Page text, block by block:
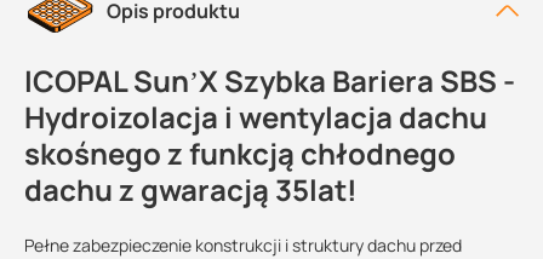
Opis produktu
ICOPAL Sun’X Szybka Bariera SBS -
Hydroizolacja i wentylacja dachu
skośnego z funkcją chłodnego
dachu z gwaracją 35lat!
Pełne zabezpieczenie konstrukcji i struktury dachu przed